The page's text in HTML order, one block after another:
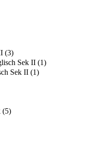
(3)
Sek II (1)
Sek II (1)
(5)